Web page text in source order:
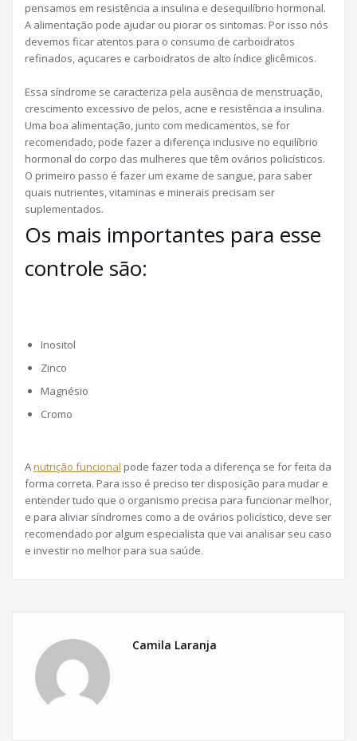
pensamos em resistência a insulina e desequilíbrio hormonal.
A alimentação pode ajudar ou piorar os sintomas. Por isso nós
devemos ficar atentos para o consumo de carboidratos
refinados, açucares e carboidratos de alto índice glicêmicos.
Essa síndrome se caracteriza pela ausência de menstruação,
crescimento excessivo de pelos, acne e resistência a insulina.
Uma boa alimentação, junto com medicamentos, se for
recomendado, pode fazer a diferença inclusive no equilíbrio
hormonal do corpo das mulheres que têm ovários policísticos.
O primeiro passo é fazer um exame de sangue, para saber
quais nutrientes, vitaminas e minerais precisam ser
suplementados.
Os mais importantes para esse
controle são:
Inositol
Zinco
Magnésio
Cromo
Anutrição funcional pode fazer toda a diferença se for feita da
forma correta. Para isso é preciso ter disposição para mudar e
entender tudo que o organismo precisa para funcionar melhor,
e para aliviar síndromes como a de ovários policístico, deve ser
recomendado por algum especialista que vai analisar seu caso
e investir no melhor para sua saúde.
Camila Laranja